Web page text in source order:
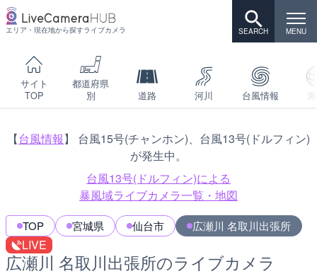
エリア・現在地から探すライブカメラ
サイト
TOP
都道府県
別
道路 河川 台風情報
【台風情報】 台風15号(チャンホン)、台風13号(ドルフィン)
が発生中。
台風13号(ドルフィン)による
暴風域ライブカメラ一覧・地図
TOP 宮城県 仙台市 広瀬川 名取川出張所
LIVE
広瀬川 名取川出張所のライブカメラ